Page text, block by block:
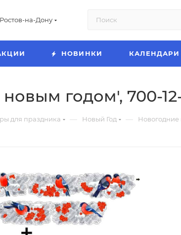
Ростов-на-Дону
НОВИНКИ КАЛЕНДАРИ
годом', 700-
для праздника — Новый Год — Новогодние